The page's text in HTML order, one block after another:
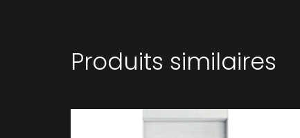
Produits similaires